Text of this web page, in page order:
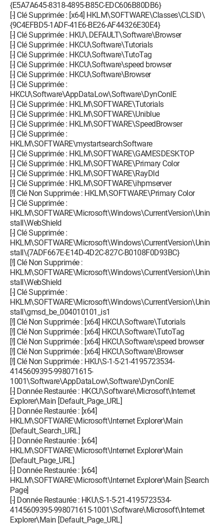
{E5A7A645-8318-4895-B85C-EDC606B80DB6}
[-] Clé Supprimée : [x64] HKLM\SOFTWARE\Classes\CLSID\
{9C4EFBD5-1ADF-41E6-BE26-AF44326E30E4}
[-] Clé Supprimée : HKU\.DEFAULT\Software\Browser
[-] Clé Supprimée : HKCU\Software\Tutorials
[-] Clé Supprimée : HKCU\Software\TutoTag
[-] Clé Supprimée : HKCU\Software\speed browser
[-] Clé Supprimée : HKCU\Software\Browser
[-] Clé Supprimée :
HKCU\Software\AppDataLow\Software\DynConIE
[-] Clé Supprimée : HKLM\SOFTWARE\Tutorials
[-] Clé Supprimée : HKLM\SOFTWARE\Uniblue
[-] Clé Supprimée : HKLM\SOFTWARE\SpeedBrowser
[-] Clé Supprimée :
HKLM\SOFTWARE\mystartsearchSoftware
[-] Clé Supprimée : HKLM\SOFTWARE\GAMESDESKTOP
[-] Clé Supprimée : HKLM\SOFTWARE\Primary Color
[-] Clé Supprimée : HKLM\SOFTWARE\RayDld
[-] Clé Supprimée : HKLM\SOFTWARE\ihpmserver
[!] Clé Non Supprimée : HKLM\SOFTWARE\Primary Color
[-] Clé Supprimée :
HKLM\SOFTWARE\Microsoft\Windows\CurrentVersion\Unin
stall\WebShield
[-] Clé Supprimée :
HKLM\SOFTWARE\Microsoft\Windows\CurrentVersion\Unin
stall\{7ADF667E-E14D-4D2C-827C-B0108F0D93BC}
[!] Clé Non Supprimée :
HKLM\SOFTWARE\Microsoft\Windows\CurrentVersion\Unin
stall\WebShield
[-] Clé Supprimée :
HKLM\SOFTWARE\Microsoft\Windows\CurrentVersion\Unin
stall\gmsd_be_004010101_is1
[!] Clé Non Supprimée : [x64] HKCU\Software\Tutorials
[!] Clé Non Supprimée : [x64] HKCU\Software\TutoTag
[!] Clé Non Supprimée : [x64] HKCU\Software\speed browser
[!] Clé Non Supprimée : [x64] HKCU\Software\Browser
[!] Clé Non Supprimée : HKU\S-1-5-21-4195723534-
4145609395-998071615-
1001\Software\AppDataLow\Software\DynConIE
[-] Donnée Restaurée : HKCU\Software\Microsoft\Internet
Explorer\Main [Default_Page_URL]
[-] Donnée Restaurée : [x64]
HKLM\SOFTWARE\Microsoft\Internet Explorer\Main
[Default_Search_URL]
[-] Donnée Restaurée : [x64]
HKLM\SOFTWARE\Microsoft\Internet Explorer\Main
[Default_Page_URL]
[-] Donnée Restaurée : [x64]
HKLM\SOFTWARE\Microsoft\Internet Explorer\Main [Search
Page]
[-] Donnée Restaurée : HKU\S-1-5-21-4195723534-
4145609395-998071615-1001\Software\Microsoft\Internet
Explorer\Main [Default_Page_URL]